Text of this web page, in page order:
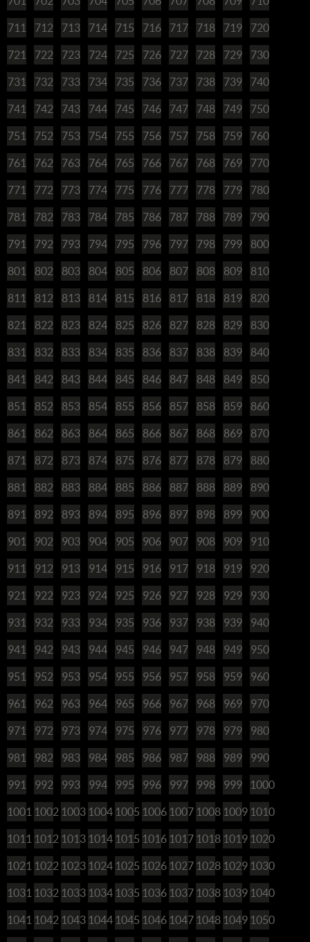
711 712 713 714 715 716 717 718 719 720
721 722 723 724 725 726 727 728 729 730
731 732 733 734 735 736 737 738 739 740
741 742 743 744 745 746 747 748 749 750
751 752 753 754 755 756 757 758 759 760
761 762 763 764 765 766 767 768 769 770
771 772 773 774 775 776 777 778 779 780
781 782 783 784 785 786 787 788 789 790
791 792 793 794 795 796 797 798 799 800
801 802 803 804 805 806 807 808 809 810
811 812 813 814 815 816 817 818 819 820
821 822 823 824 825 826 827 828 829 830
831 832 833 834 835 836 837 838 839 840
841 842 843 844 845 846 847 848 849 850
851 852 853 854 855 856 857 858 859 860
861 862 863 864 865 866 867 868 869 870
871 872 873 874 875 876 877 878 879 880
881 882 883 884 885 886 887 888 889 890
891 892 893 894 895 896 897 898 899 900
901 902 903 904 905 906 907 908 909 910
911 912 913 914 915 916 917 918 919 920
921 922 923 924 925 926 927 928 929 930
931 932 933 934 935 936 937 938 939 940
941 942 943 944 945 946 947 948 949 950
951 952 953 954 955 956 957 958 959 960
961 962 963 964 965 966 967 968 969 970
971 972 973 974 975 976 977 978 979 980
981 982 983 984 985 986 987 988 989 990
991 992 993 994 995 996 997 998 999 1000
1001 1002 1003 1004 1005 1006 1007 1008 1009 1010
1011 1012 1013 1014 1015 1016 1017 1018 1019 1020
1021 1022 1023 1024 1025 1026 1027 1028 1029 1030
1031 1032 1033 1034 1035 1036 1037 1038 1039 1040
1041 1042 1043 1044 1045 1046 1047 1048 1049 1050